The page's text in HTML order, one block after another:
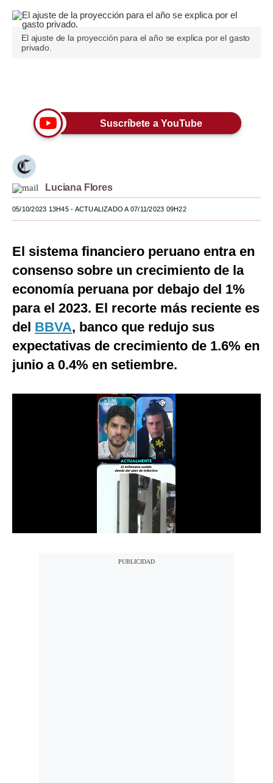
Editorial
Pregunta de hoy
Lujo
Moda
Estilos
Mundo
EEUU
México
España
Internacional
Tecnología
Club del Suscriptor
Mix
El ajuste de la proyección para el año se explica por el gasto
privado.
Suscríbete a YouTube
Luciana Flores
05/10/2023 13H45- ACTUALIZADO A 07/11/2023 09H22
El sistema financiero peruano entra en
consenso sobre un crecimiento de la
economía peruana por debajo del 1%
para el 2023. El recorte más reciente es
del BBVA, banco que redujo sus
expectativas de crecimiento de 1.6% en
junio a 0.4% en setiembre.